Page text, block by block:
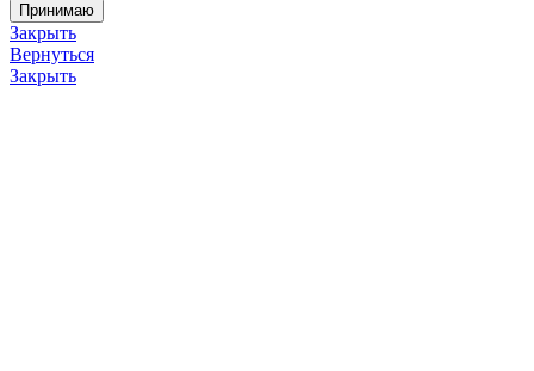
Принимаю
Закрыть
Вернуться
Закрыть